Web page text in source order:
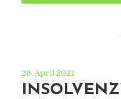
26. April 2021